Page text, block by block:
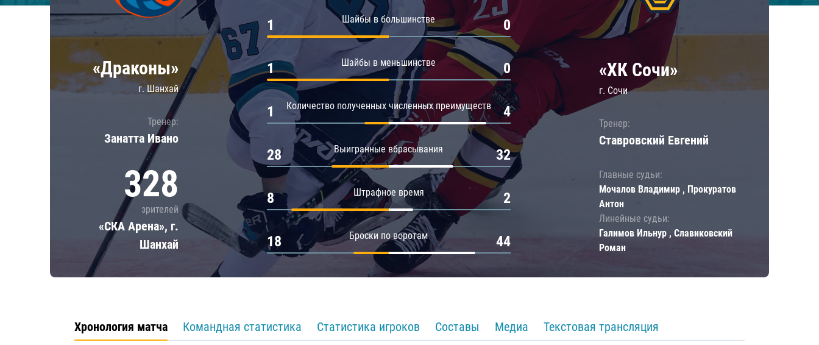
Локомотив
Шанхайские Драконы
Амур
Барыс
Салават Юлаев
«Драконы»
г. Шанхай
Тренер:
Занатта Иванo
328
зрителей
«СКА Арена», г.
Шанхай
Шайбы в большинстве
1 0
Шайбы в меньшинстве
1 0
Количество полученных численных преимуществ
1 4
Выигранные вбрасывания
28 32
Штрафное время
8 2
Броски по воротам
18 44
«ХК Сочи»
г. Сочи
Тренер:
Ставровский Евгений
Главные судьи:
Мочалов Владимир , Прокуратов
Антон
Линейные судьи:
Галимов Ильнур , Славиковский
Роман
Хронология матча Командная статистика Статистика игроков Составы Медиа Текстовая трансляция